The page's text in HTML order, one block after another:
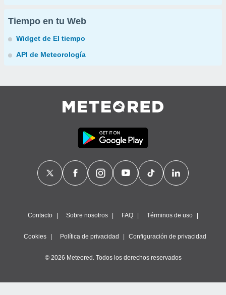
Tiempo en tu Web
Widget de El tiempo
API de Meteorología
Contacto Sobre nosotros FAQ Términos de uso
Cookies Política de privacidad Configuración de privacidad
© 2026 Meteored. Todos los derechos reservados